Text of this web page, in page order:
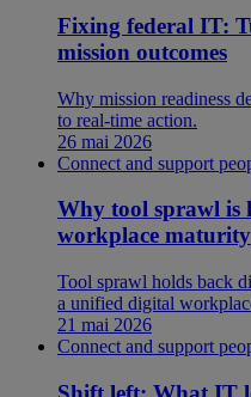
Fixing federal IT:
mission outcomes
Why mission readiness
to real-time action.
26 mai 2026
Connect and support
Why tool sprawl is
workplace maturity
Tool sprawl holds back
a unified digital
21 mai 2026
Connect and support